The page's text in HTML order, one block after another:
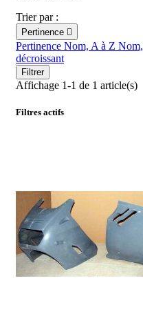
Trier par :
Pertinence 
Pertinence Nom, A à Z
décroissant
Filtrer
Affichage 1-1 de 1 article(s)
Filtres actifs